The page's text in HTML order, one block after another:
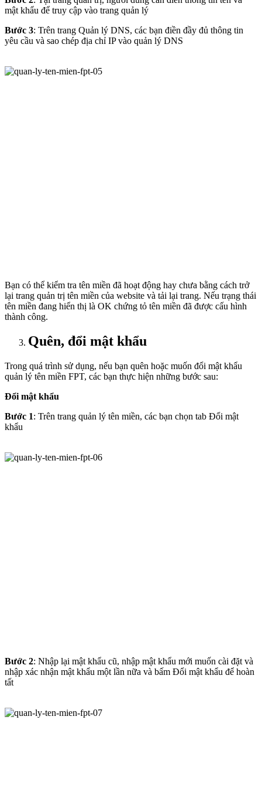
mật khẩu để truy cập vào trang quản lý
Bước 3: Trên trang Quản lý DNS, các bạn điền đầy đủ thông tin
yêu cầu và sao chép địa chỉ IP vào quản lý DNS
Bạn có thể kiểm tra tên miền đã hoạt động hay chưa bằng cách trở
lại trang quản trị tên miền của website và tải lại trang. Nếu trạng thái
tên miền đang hiển thị là OK chứng tỏ tên miền đã được cấu hình
thành công.
Quên, đổi mật khẩu
Trong quá trình sử dụng, nếu bạn quên hoặc muốn đổi mật khẩu
quản lý tên miền FPT, các bạn thực hiện những bước sau:
Đổi mật khẩu
Bước 1: Trên trang quản lý tên miền, các bạn chọn tab Đổi mật
khẩu
Bước 2: Nhập lại mật khẩu cũ, nhập mật khẩu mới muốn cài đặt và
nhập xác nhận mật khẩu một lần nữa và bấm Đổi mật khẩu để hoàn
tất